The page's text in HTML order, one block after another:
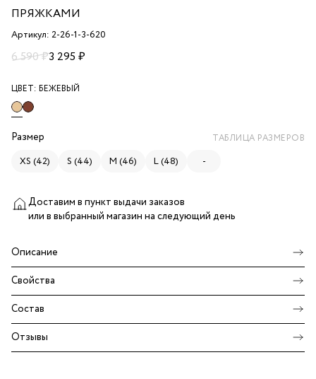
ПРЯЖКАМИ
Артикул: 2-26-1-3-620
6 590 ₽3 295 ₽
ЦВЕТ: БЕЖЕВЫЙ
Размер ТАБЛИЦА РАЗМЕРОВ
XS (42) S (44) M (46) L (48) -
Доставим в пункт выдачи заказов
или в выбранный магазин на следующий день
Описание
Свойства
Состав
Отзывы